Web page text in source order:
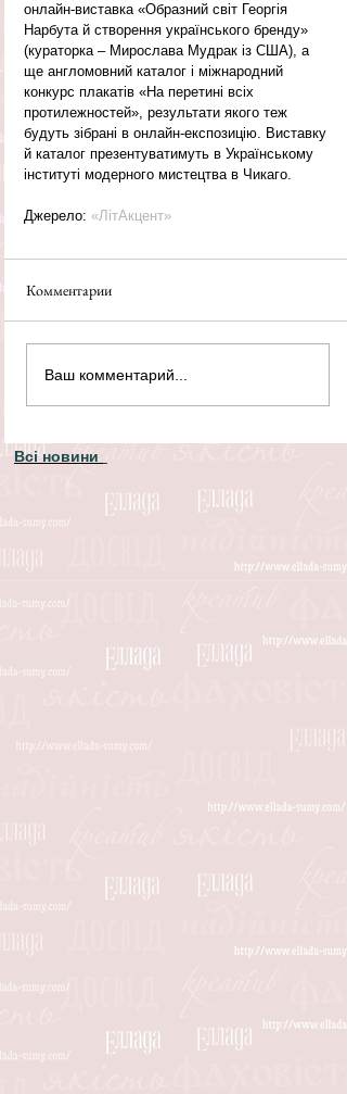
онлайн-виставка «Образний світ Георгія
Нарбута й створення українського бренду»
(кураторка – Мирослава Мудрак із США), а
ще англомовний каталог і міжнародний
конкурс плакатів «На перетині всіх
протилежностей», результати якого теж
будуть зібрані в онлайн-експозицію. Виставку
й каталог презентуватимуть в Українському
інституті модерного мистецтва в Чикаго.
Джерело: «ЛітАкцент»
Комментарии
Ваш комментарий...
Всі новини